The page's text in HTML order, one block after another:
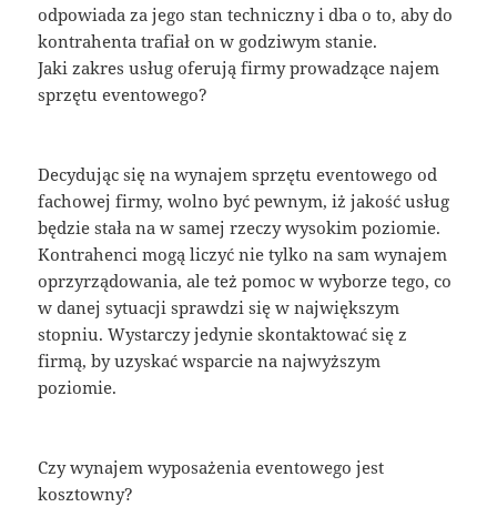
odpowiada za jego stan techniczny i dba o to, aby do
kontrahenta trafiał on w godziwym stanie.
Jaki zakres usług oferują firmy prowadzące najem
sprzętu eventowego?
Decydując się na wynajem sprzętu eventowego od
fachowej firmy, wolno być pewnym, iż jakość usług
będzie stała na w samej rzeczy wysokim poziomie.
Kontrahenci mogą liczyć nie tylko na sam wynajem
oprzyrządowania, ale też pomoc w wyborze tego, co
w danej sytuacji sprawdzi się w największym
stopniu. Wystarczy jedynie skontaktować się z
firmą, by uzyskać wsparcie na najwyższym
poziomie.
Czy wynajem wyposażenia eventowego jest
kosztowny?